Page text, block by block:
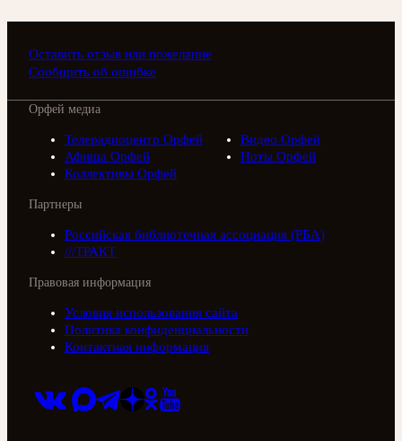
Оставить отзыв или пожелание
Сообщить об ошибке
Орфей медиа
Телерадиоцентр Орфей
Видео Орфей
Афиша Орфей
Ноты Орфей
Коллективы Орфей
Партнеры
Российская библиотечная ассоциация (РБА)
///ТРАКТ
Правовая информация
Условия использования сайта
Политика конфиденциальности
Контактная информация